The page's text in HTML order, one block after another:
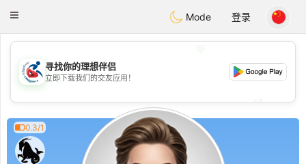
Handi Space
Toggle
Mode 登录
💖
💕
💕
寻找你的理想伴侣
立即下载我们的交友应用！
0.3/1